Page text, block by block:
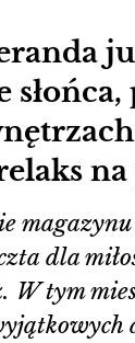
słońca,
magazynu
dla
W tym